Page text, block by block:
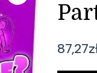
87,27